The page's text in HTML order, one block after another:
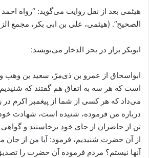
هیثمی بعد از نقل روایت می‌گوید: “رواه
الصحیح”. (هیثمی، علی بن ابی بکر، مجمع الزوائد،
ابوبکر بزار در بحر الذخار می‌نویسد:
ابواسحاق از عمرو بن ذی‌مرّ، سعید بن وهب و
است که هر سه به اتفاق هم گفتند که
می‌داد که هر کسی از شما از پیغمبر اکرم در
درباره من فرموده، شنیده است، شهادت خود
تن از حاضران از جای خود برخاستند و گواهی
از آن حضرت شنیدیم، فرمود: آیا من از جان
آنها نیستم؟ مردم فرموده آن حضرت را